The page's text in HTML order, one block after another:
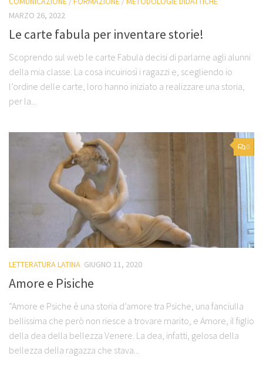
MARZO 26, 2022
Le carte fabula per inventare storie!
Scoprendo sul web le carte Fabula decisi di parlarne agli alunni
della mia classe. La cosa incuiriosì i ragazzi e, scegliendo io
l’ordine delle carte, loro hanno iniziato a realizzare una storia,
per la...
0
LETTERATURA LATINA GIUGNO 11, 2020
Amore e Pisiche
“Amore e Psiche è una storia d’amore tra Psiche, una fanciulla
bellissima che però non riesce a trovare marito, e Amore, il figlio
della dea della bellezza Venere. La dea, infatti, gelosa della
bellezza della ragazza che stava...